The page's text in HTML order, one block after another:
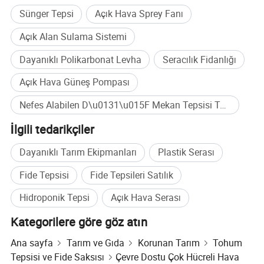
Sünger Tepsi
Açık Hava Sprey Fanı
Açık Alan Sulama Sistemi
Dayanıklı Polikarbonat Levha
Seracılık Fidanlığı
Açık Hava Güneş Pompası
Nefes Alabilen D\u0131\u015F Mekan Tepsisi Toplu satın alma
İlgili tedarikçiler
Dayanıklı Tarım Ekipmanları
Plastik Serası
Fide Tepsisi
Fide Tepsileri Satılık
Hidroponik Tepsi
Açık Hava Serası
Kategorilere göre göz atın
Ana sayfa Tarım ve Gıda Korunan Tarım
Tohum
Tepsisi ve Fide Saksısı
Çevre Dostu Çok Hücreli Hava